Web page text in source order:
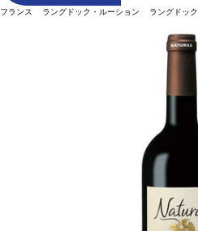
フランス ラングドック・ルーション ラングドック